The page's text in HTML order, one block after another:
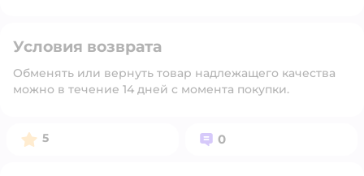
Условия возврата
Обменять или вернуть товар надлежащего качества
можно в течение 14 дней с момента покупки.
Рейтинг:
5 Вопросов:
0